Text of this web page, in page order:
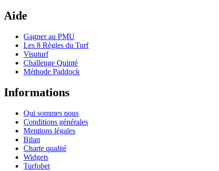
Aide
Gagner au PMU
Les 8 Règles du Turf
Visuturf
Challenge Quinté
Méthode Paddock
Informations
Qui sommes nous
Conditions générales
Mentions légales
Bilan
Charte qualité
Widgets
Turfobet